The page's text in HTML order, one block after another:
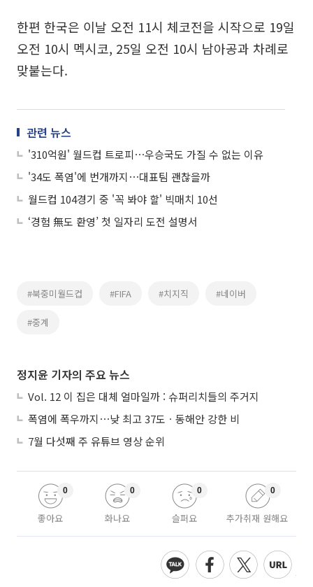
한편 한국은 이날 오전 11시 체코전을 시작으로 19일
오전 10시 멕시코, 25일 오전 10시 남아공과 차례로
맞붙는다.
관련 뉴스
'310억원' 월드컵 트로피⋯우승국도 가질 수 없는 이유
'34도 폭염'에 번개까지⋯대표팀 괜찮을까
월드컵 104경기 중 '꼭 봐야 할' 빅매치 10선
‘경험 無도 환영’ 첫 일자리 도전 설명서
#북중미월드컵 #FIFA #치지직 #네이버
#중계
정지윤 기자의 주요 뉴스
Vol. 12 이 집은 대체 얼마일까 : 슈퍼리치들의 주거지
폭염에 폭우까지⋯낮 최고 37도ㆍ동해안 강한 비
7월 다섯째 주 유튜브 영상 순위
좋아요
0
화나요
0
슬퍼요
0
추가취재 원해요
0